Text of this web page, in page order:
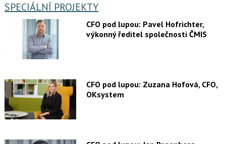
SPECIÁLNÍ PROJEKTY
CFO pod lupou: Pavel Hofrichter,
výkonný ředitel společnosti ČMIS
CFO pod lupou: Zuzana Hofová, CFO,
OKsystem